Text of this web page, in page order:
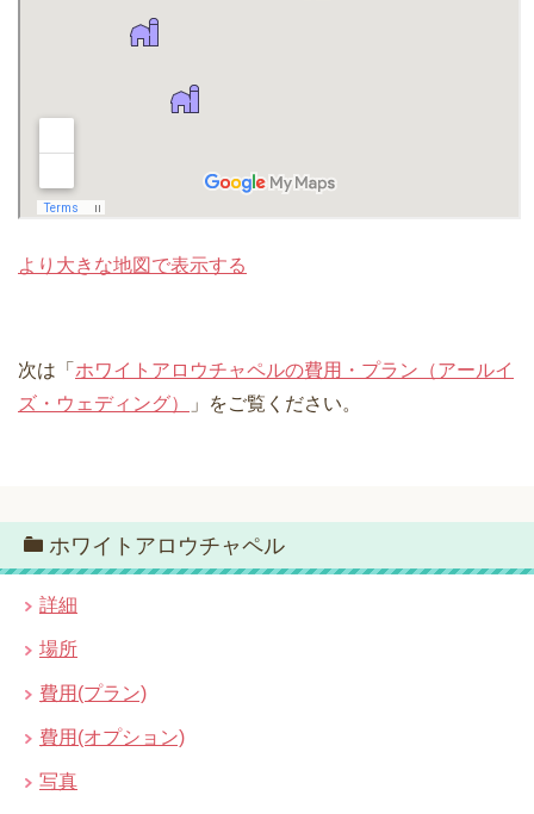
より大きな地図で表示する
次は「 ホワイトアロウチャペルの費用・プラン（アールイ
ズ・ウェディング）
」をご覧ください。
ホワイトアロウチャペル
詳細
場所
費用(プラン)
費用(オプション)
写真